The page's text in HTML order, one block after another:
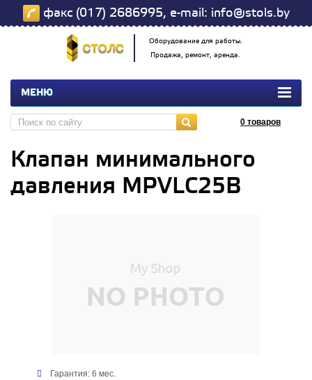
факс (017) 2686995, e-mail: info@stols.by
Оборудование для работы.
Продажа, ремонт, аренда.
МЕНЮ
0 товаров
Клапан минимального
давления MPVLC25B
Гарантия: 6 мес.